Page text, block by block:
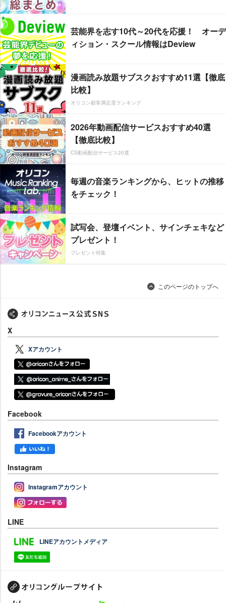
芸能界を志す10代～20代を応援！ オーデ
ィション・スクール情報はDeview
漫画読み放題サブスクおすすめ11選【徹底
比較】
オリコン顧客満足度ランキング
2026年動画配信サービスおすすめ40選
【徹底比較】
CS動画配信サービス20選
毎週の音楽ランキングから、ヒットの推移
をチェック！
試写会、登壇イベント、サインチェキなど
プレゼント！
プレゼント特集
このページのトップへ
X
Xアカウント
Facebook
Facebookアカウント
Instagram
Instagramアカウント
LINE
LINEアカウントメディア